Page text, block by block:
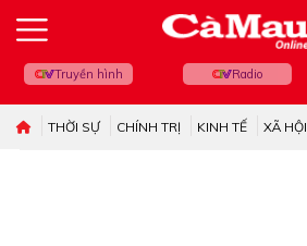
Truyền hình Radio
THỜI SỰ CHÍNH TRỊ KINH TẾ XÃ HỘI